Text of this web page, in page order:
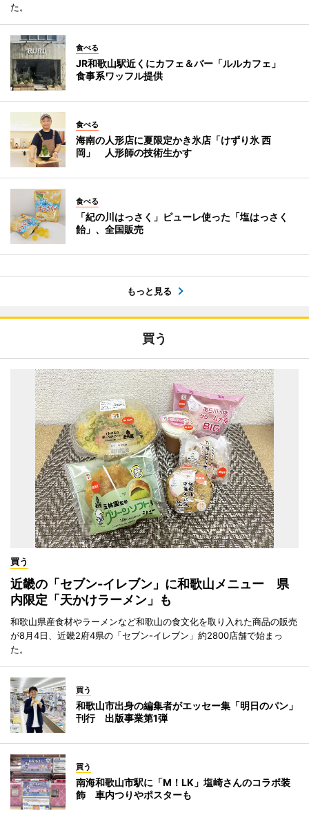
た。
食べる
JR和歌山駅近くにカフェ＆バー「ルルカフェ」
食事系ワッフル提供
食べる
海南の人形店に夏限定かき氷店「けずり氷 西
岡」 人形師の技術生かす
食べる
「紀の川はっさく」ピューレ使った「塩はっさく
飴」、全国販売
もっと見る
買う
買う
近畿の「セブン-イレブン」に和歌山メニュー 県
内限定「天かけラーメン」も
和歌山県産食材やラーメンなど和歌山の食文化を取り入れた商品の販売
が8月4日、近畿2府4県の「セブン-イレブン」約2800店舗で始まっ
た。
買う
和歌山市出身の編集者がエッセー集「明日のパン」
刊行 出版事業第1弾
買う
南海和歌山市駅に「M！LK」塩崎さんのコラボ装
飾 車内つりやポスターも